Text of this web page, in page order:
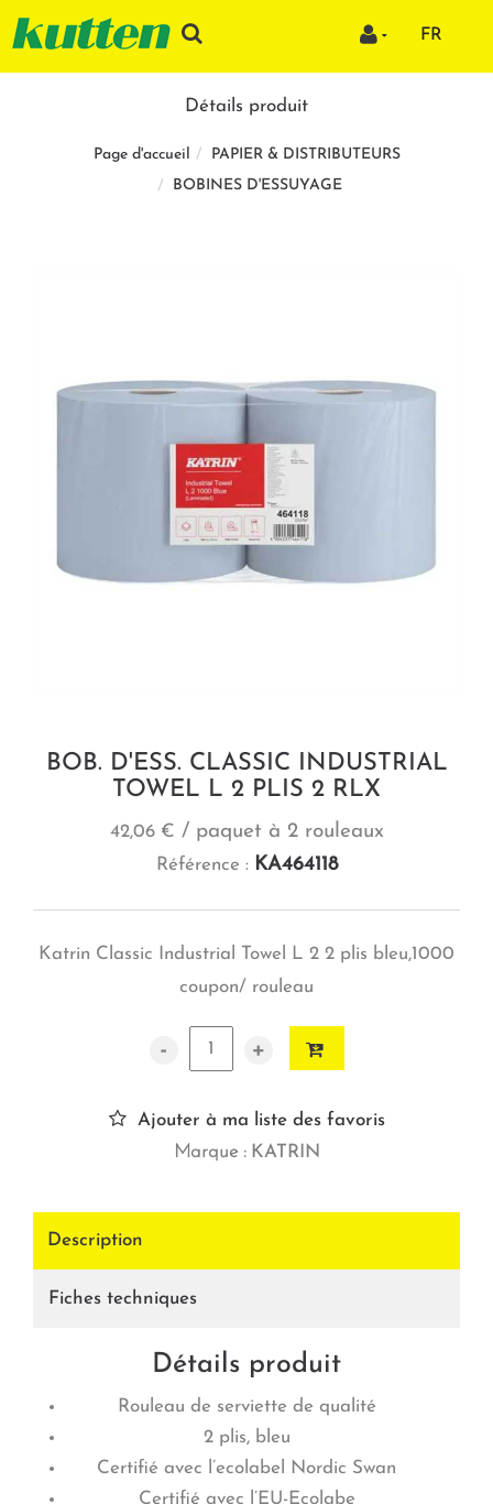
FR
Détails produit
Page d'accueil
PAPIER & DISTRIBUTEURS
BOBINES D'ESSUYAGE
BOB. D'ESS. CLASSIC INDUSTRIAL
TOWEL L 2 PLIS 2 RLX
42,06 € / paquet à 2 rouleaux
Référence : KA464118
Katrin Classic Industrial Towel L 2 2 plis bleu,1000
coupon/ rouleau
- +
Ajouter à ma liste des favoris
Marque : KATRIN
Description
Fiches techniques
Détails produit
Rouleau de serviette de qualité
2 plis, bleu
Certifié avec l’ecolabel Nordic Swan
Certifié avec l’EU-Ecolabe